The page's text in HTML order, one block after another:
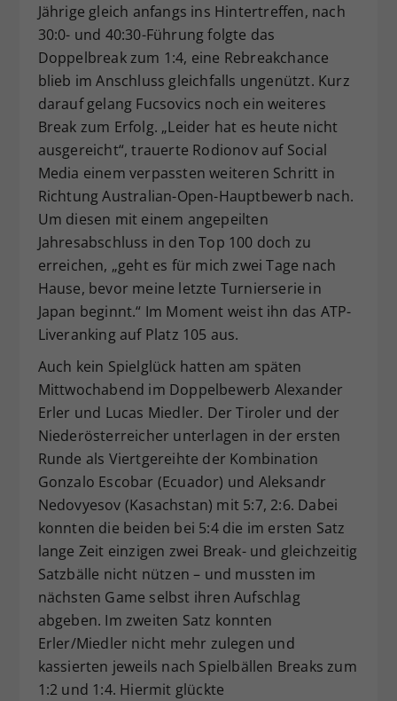
Jährige gleich anfangs ins Hintertreffen, nach
30:0- und 40:30-Führung folgte das
Doppelbreak zum 1:4, eine Rebreakchance
blieb im Anschluss gleichfalls ungenützt. Kurz
darauf gelang Fucsovics noch ein weiteres
Break zum Erfolg. „Leider hat es heute nicht
ausgereicht“, trauerte Rodionov auf Social
Media einem verpassten weiteren Schritt in
Richtung Australian-Open-Hauptbewerb nach.
Um diesen mit einem angepeilten
Jahresabschluss in den Top 100 doch zu
erreichen, „geht es für mich zwei Tage nach
Hause, bevor meine letzte Turnierserie in
Japan beginnt.“ Im Moment weist ihn das ATP-
Liveranking auf Platz 105 aus.
Auch kein Spielglück hatten am späten
Mittwochabend im Doppelbewerb Alexander
Erler und Lucas Miedler. Der Tiroler und der
Niederösterreicher unterlagen in der ersten
Runde als Viertgereihte der Kombination
Gonzalo Escobar (Ecuador) und Aleksandr
Nedovyesov (Kasachstan) mit 5:7, 2:6. Dabei
konnten die beiden bei 5:4 die im ersten Satz
lange Zeit einzigen zwei Break- und gleichzeitig
Satzbälle nicht nützen – und mussten im
nächsten Game selbst ihren Aufschlag
abgeben. Im zweiten Satz konnten
Erler/Miedler nicht mehr zulegen und
kassierten jeweils nach Spielbällen Breaks zum
1:2 und 1:4. Hiermit glückte